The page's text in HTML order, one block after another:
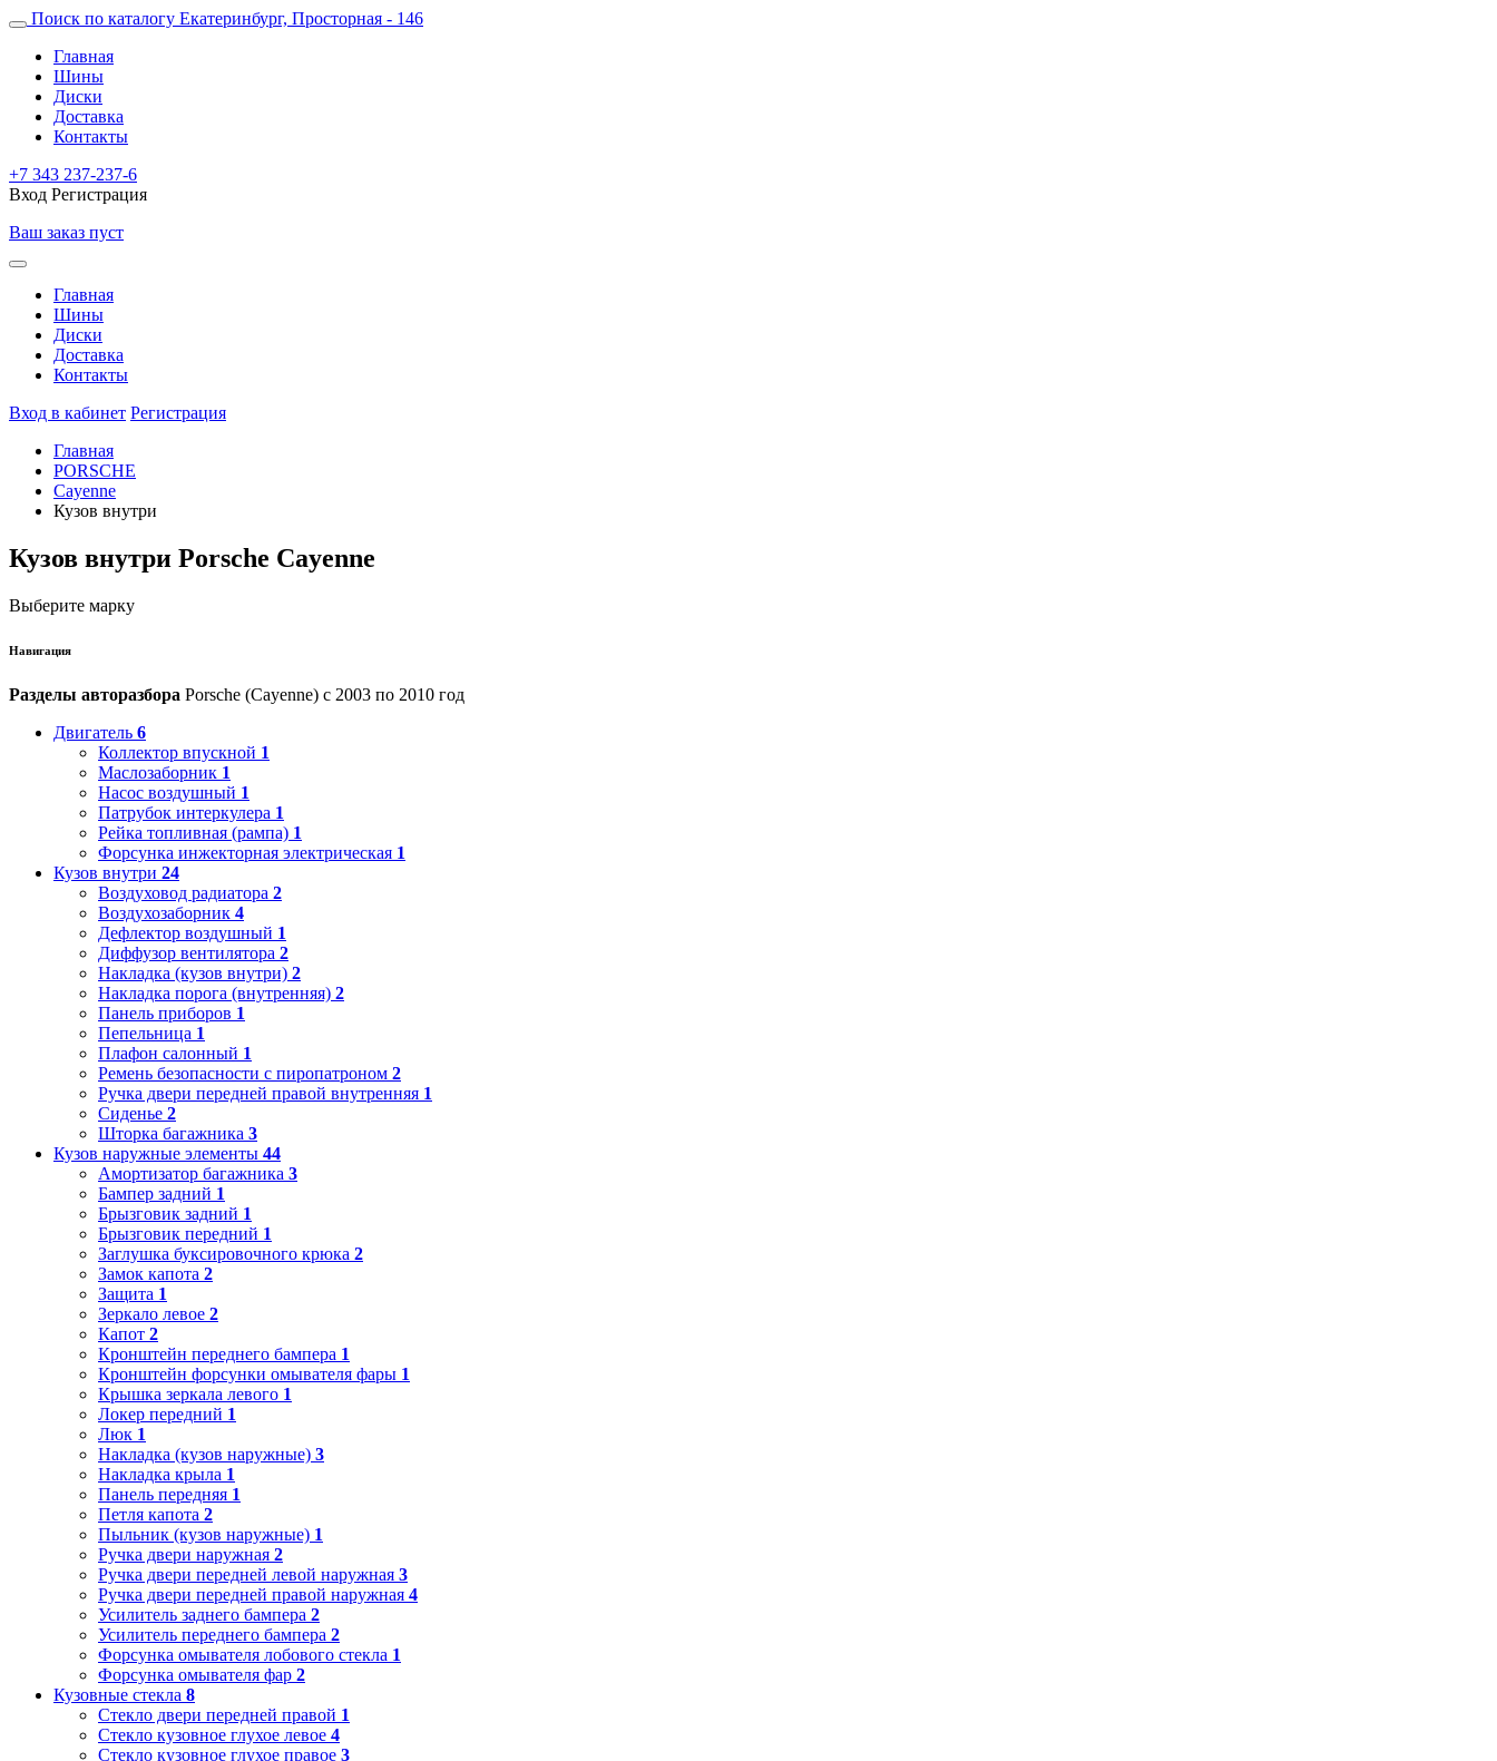
Поиск по каталогу Екатеринбург, Просторная - 146
Главная
Шины
Диски
Доставка
Контакты
+7 343 237-237-6
Вход Регистрация
Ваш заказ пуст
Главная
Шины
Диски
Доставка
Контакты
Вход в кабинет Регистрация
Главная
PORSCHE
Cayenne
Кузов внутри
Кузов внутри Porsche Cayenne
Выберите марку
Навигация
Разделы авторазбора Porsche (Cayenne) с 2003 по 2010 год
Двигатель 6
Коллектор впускной 1
Маслозаборник 1
Насос воздушный 1
Патрубок интеркулера 1
Рейка топливная (рампа) 1
Форсунка инжекторная электрическая 1
Кузов внутри 24
Воздуховод радиатора 2
Воздухозаборник 4
Дефлектор воздушный 1
Диффузор вентилятора 2
Накладка (кузов внутри) 2
Накладка порога (внутренняя) 2
Панель приборов 1
Пепельница 1
Плафон салонный 1
Ремень безопасности с пиропатроном 2
Ручка двери передней правой внутренняя 1
Сиденье 2
Шторка багажника 3
Кузов наружные элементы 44
Амортизатор багажника 3
Бампер задний 1
Брызговик задний 1
Брызговик передний 1
Заглушка буксировочного крюка 2
Замок капота 2
Защита 1
Зеркало левое 2
Капот 2
Кронштейн переднего бампера 1
Кронштейн форсунки омывателя фары 1
Крышка зеркала левого 1
Локер передний 1
Люк 1
Накладка (кузов наружные) 3
Накладка крыла 1
Панель передняя 1
Петля капота 2
Пыльник (кузов наружные) 1
Ручка двери наружная 2
Ручка двери передней левой наружная 3
Ручка двери передней правой наружная 4
Усилитель заднего бампера 2
Усилитель переднего бампера 2
Форсунка омывателя лобового стекла 1
Форсунка омывателя фар 2
Кузовные стекла 8
Стекло двери передней правой 1
Стекло кузовное глухое левое 4
Стекло кузовное глухое правое 3